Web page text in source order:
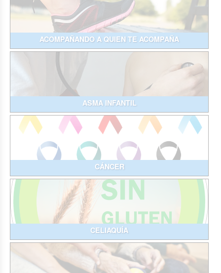
ACOMPAÑANDO A QUIEN TE ACOMPAÑA
ASMA INFANTIL
CÁNCER
CELIAQUÍA